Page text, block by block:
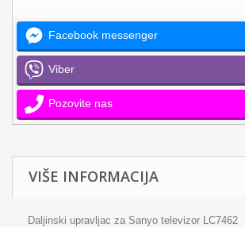
Facebook messenger
Viber
Pozovite nas
VIŠE INFORMACIJA
Daljinski upravljac za Sanyo televizor LC7462